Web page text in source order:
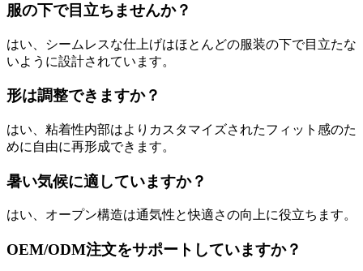
服の下で目立ちませんか？
はい、シームレスな仕上げはほとんどの服装の下で目立たな
いように設計されています。
形は調整できますか？
はい、粘着性内部はよりカスタマイズされたフィット感のた
めに自由に再形成できます。
暑い気候に適していますか？
はい、オープン構造は通気性と快適さの向上に役立ちます。
OEM/ODM注文をサポートしていますか？